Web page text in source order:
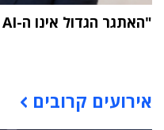
"האתגר הגדול אינו ה-AI אלא הטמעתה בארגון"
אירועים קרובים